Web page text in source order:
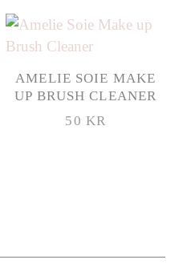
AMELIE SOIE MAKE
UP BRUSH CLEANER
50 KR